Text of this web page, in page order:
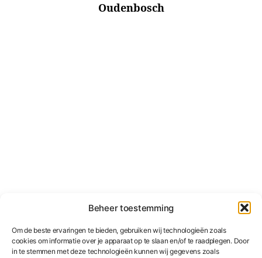
Beheer toestemming
Om de beste ervaringen te bieden, gebruiken wij technologieën zoals
cookies om informatie over je apparaat op te slaan en/of te raadplegen. Door
in te stemmen met deze technologieën kunnen wij gegevens zoals
Oudenbosch